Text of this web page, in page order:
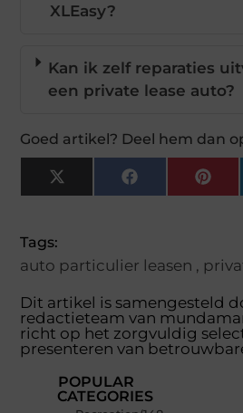
XLEasy?
Kan ik zelf reparaties
een private lease auto?
Goed artikel? Deel hem dan
X
(Twitter)
Facebook
Tags:
auto particulier leasen ,
Dit artikel is samengesteld
redactieteam van
richt op het zorgvuldig
presenteren van
POPULAR
CATEGORIES